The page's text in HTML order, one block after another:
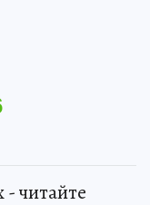
читайте